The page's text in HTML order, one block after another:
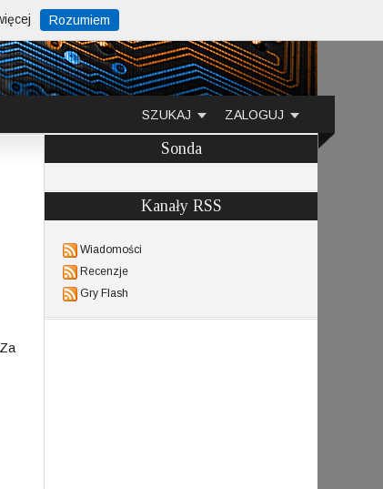
ZALOGUJ
SZUKAJ
Sonda
Kanały RSS
Wiadomości
Recenzje
Gry Flash
Rozumiem